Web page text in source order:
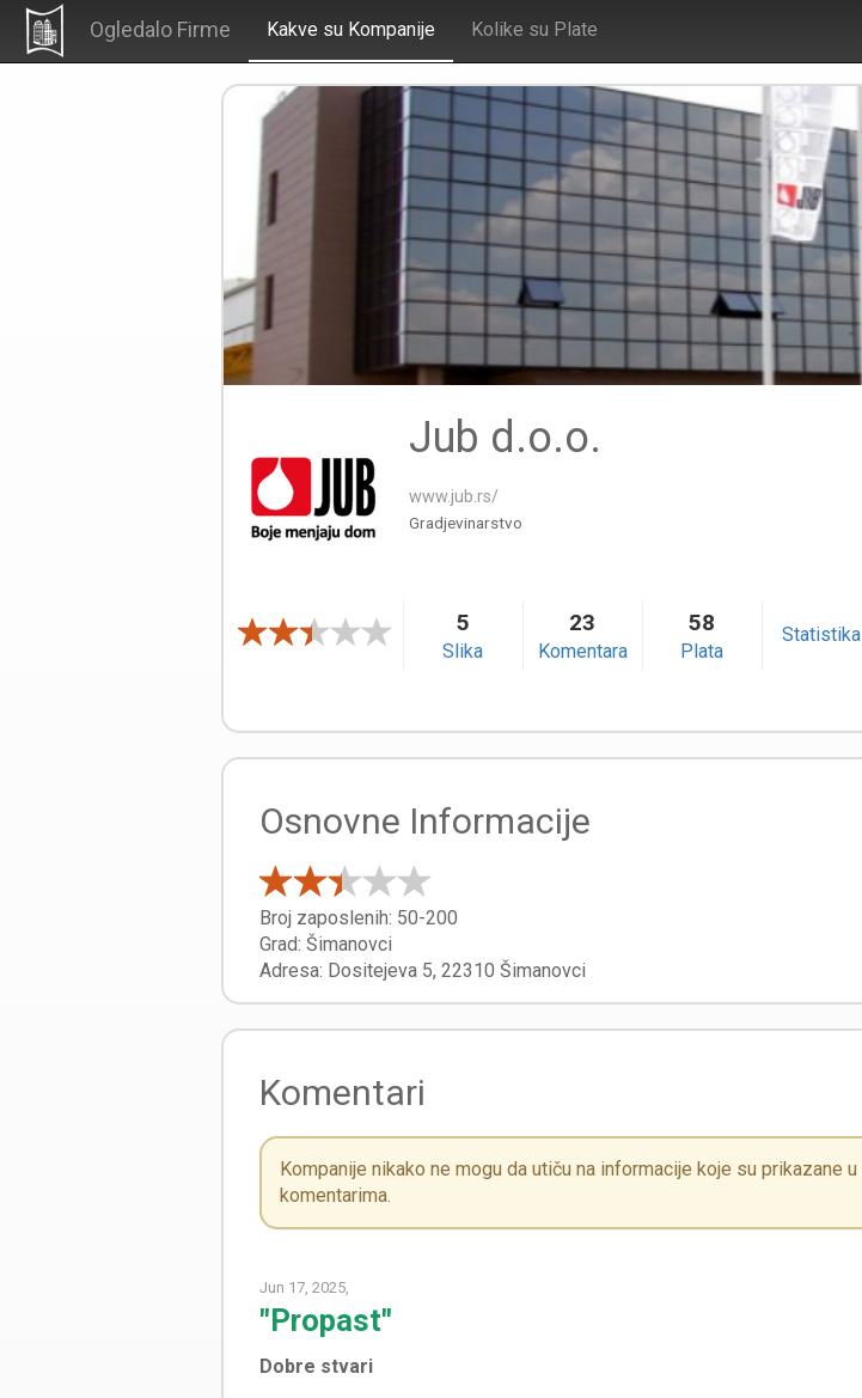
Ogledalo Firme Kakve su Kompanije Kolike su Plate
Jub d.o.o.
www.jub.rs/
Gradjevinarstvo
5
Slika
23
Komentara
58
Plata
Statistika
Osnovne Informacije
Broj zaposlenih: 50-200
Grad: Šimanovci
Adresa: Dositejeva 5, 22310 Šimanovci
Komentari
Kompanije nikako ne mogu da utiču na informacije koje su prikazane u
komentarima.
Jun 17, 2025,
"Propast"
Dobre stvari